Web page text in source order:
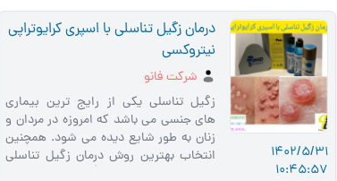
1402/5/31
10:45:57
درمان زگیل تناسلی با اسپری کرایوتراپی
نیتروکسی
شرکت فانو
زگیل تناسلی یکی از رایج ترین بیماری
های جنسی می باشد که امروزه در مردان و
زنان به طور شایع دیده می شود. همچنین
انتخاب بهترین روش درمان زگیل تناسلی